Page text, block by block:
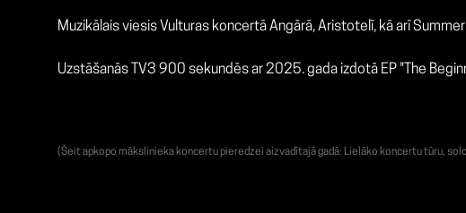
Muzikālais viesis Vulturas koncertā Angārā, Aristotelī, kā arī
Uzstāšanās TV3 900 sekundēs ar 2025. gada izdotā EP "The
(Šeit apkopo mākslinieka koncertu pieredzei aizvadītajā gadā: Lielāko koncertu tūru,